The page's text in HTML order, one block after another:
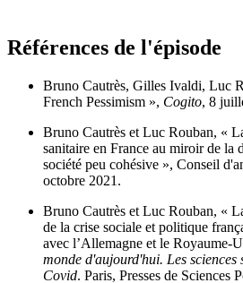
Références de l'épisode
Bruno Cautrès, Gilles Ivaldi, Luc
French Pessimism », Cogito, 8
Bruno Cautrès et Luc Rouban, «
sanitaire en France au miroir de la
société peu cohésive », Conseil
octobre 2021.
Bruno Cautrès et Luc Rouban, «
de la crise sociale et politique
avec l’Allemagne et le Royaume-
monde d'aujourd'hui. Les sciences
Covid. Paris, Presses de Sciences